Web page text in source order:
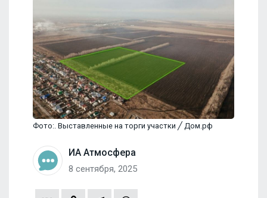
Фото:. Выставленные на торги участки ╱ Дом.рф
ИА Атмосфера
8 сентября, 2025